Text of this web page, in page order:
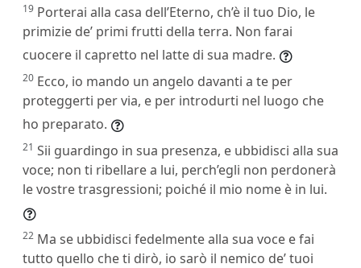
19 Porterai alla casa dell’Eterno, ch’è il tuo Dio, le
primizie de’ primi frutti della terra. Non farai
cuocere il capretto nel latte di sua madre.
20 Ecco, io mando un angelo davanti a te per
proteggerti per via, e per introdurti nel luogo che
ho preparato.
21 Sii guardingo in sua presenza, e ubbidisci alla sua
voce; non ti ribellare a lui, perch’egli non perdonerà
le vostre trasgressioni; poiché il mio nome è in lui.
22 Ma se ubbidisci fedelmente alla sua voce e fai
tutto quello che ti dirò, io sarò il nemico de’ tuoi